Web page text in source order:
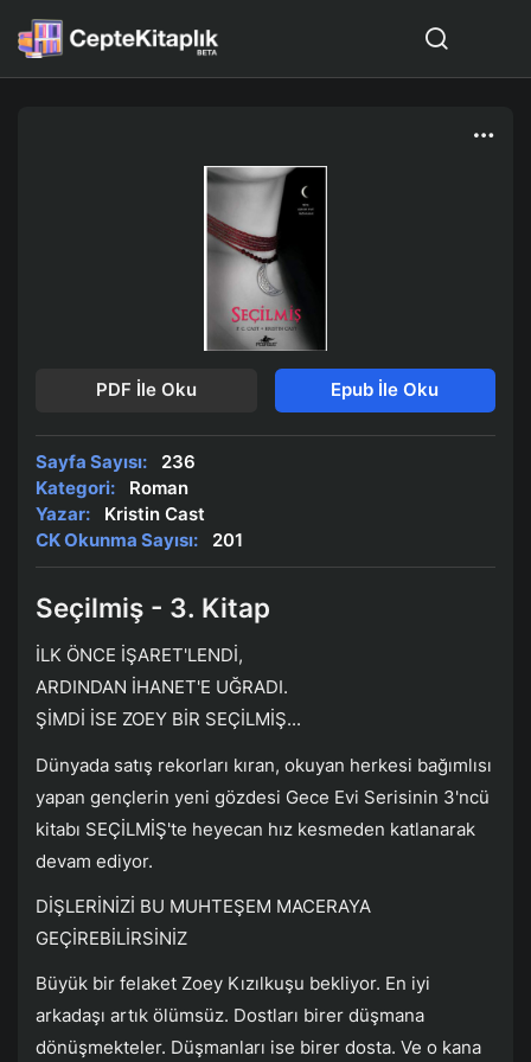
PDF İle Oku Epub İle Oku
Sayfa Sayısı:
236
Kategori:
Roman
Yazar:
Kristin Cast
CK Okunma Sayısı:
201
Seçilmiş - 3. Kitap
İLK ÖNCE İŞARET'LENDİ,
ARDINDAN İHANET'E UĞRADI.
ŞİMDİ İSE ZOEY BİR SEÇİLMİŞ...
Dünyada satış rekorları kıran, okuyan herkesi bağımlısı
yapan gençlerin yeni gözdesi Gece Evi Serisinin 3'ncü
kitabı SEÇİLMİŞ'te heyecan hız kesmeden katlanarak
devam ediyor.
DİŞLERİNİZİ BU MUHTEŞEM MACERAYA
GEÇİREBİLİRSİNİZ
Büyük bir felaket Zoey Kızılkuşu bekliyor. En iyi
arkadaşı artık ölümsüz. Dostları birer düşmana
dönüşmekteler. Düşmanları ise birer dosta. Ve o kana